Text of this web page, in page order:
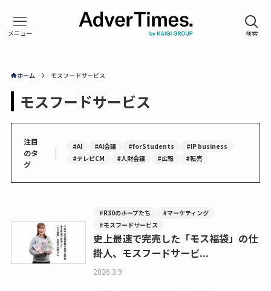
ホーム モスフードサービス
モスフードサービス
注目
のタ
グ
｜ #AI #AI会議 #forStudents
#IP business
#テレビCM
#人財会議 #広報 #転売
#R30のホープたち
#マーケティング
#モスフードサービス
史上最速で完売した「モス福袋」の仕
掛人、モスフードサービ...
2026.3.9